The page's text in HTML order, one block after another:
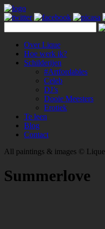
Over Lique
Hoe werk ik?
Schilderijen
#Artfordables
Celeb
DJ’s
Dooie Meesters
Erotiek
Te leen
Blog
Contact
All paintings & images © Lique
Summerlove